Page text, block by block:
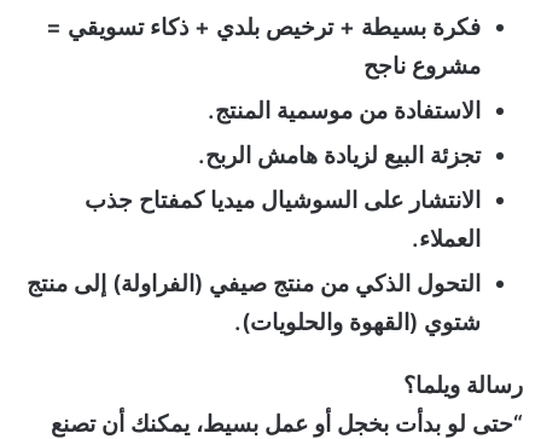
فكرة بسيطة + ترخيص بلدي + ذكاء تسويقي =
مشروع ناجح
الاستفادة من موسمية المنتج.
تجزئة البيع لزيادة هامش الربح.
الانتشار على السوشيال ميديا كمفتاح جذب
العملاء.
التحول الذكي من منتج صيفي (الفراولة) إلى منتج
شتوي (القهوة والحلويات).
رسالة ويلما؟
“حتى لو بدأت بخجل أو عمل بسيط، يمكنك أن تصنع